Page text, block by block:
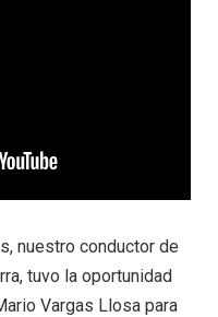
nuestro conductor de
tuvo la oportunidad
Vargas Llosa para